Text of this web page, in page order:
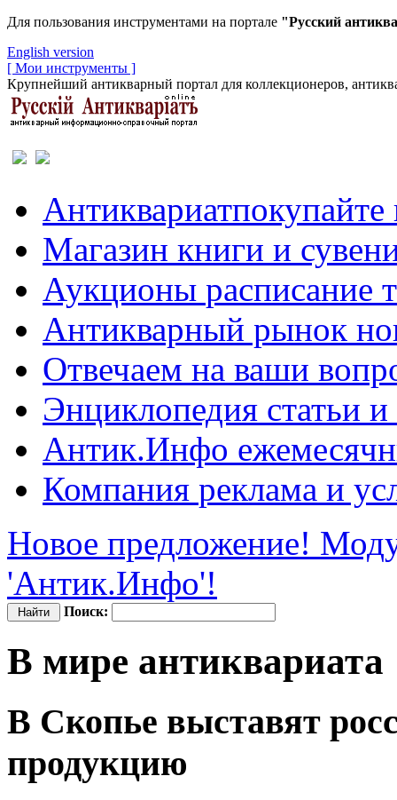
Для пользования инструментами на портале "Русский
English version
[ Мои инструменты ]
Крупнейший антикварный портал для коллекционеров,
Антиквариатпокупайте
Магазин книги и
Аукционы расписание
Антикварный рынок
Отвечаем на ваши
Энциклопедия статьи
Антик.Инфо
Компания реклама и
Новое предложение!
'Антик.Инфо'!
Поиск:
В мире антиквариата
В Скопье выставят
продукцию